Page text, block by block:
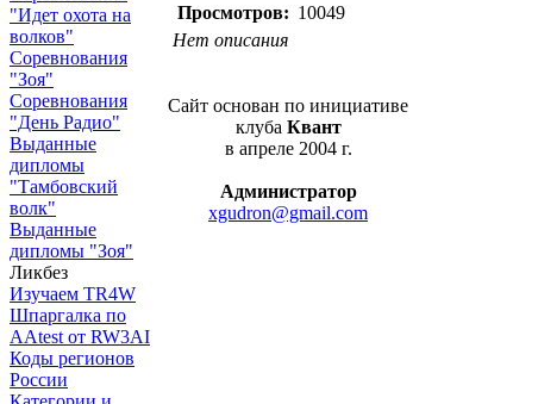
"Идет охота на
волков"
Соревнования
"Зоя"
Соревнования
"День Радио"
Выданные
дипломы
"Тамбовский
волк"
Выданные
дипломы "Зоя"
Ликбез
Изучаем TR4W
Шпаргалка по
AAtest от RW3AI
Коды регионов
России
Просмотров: 10049
Нет описания
Сайт основан по инициативе
клуба Квант
в апреле 2004 г.
Администратор
xgudron@gmail.com